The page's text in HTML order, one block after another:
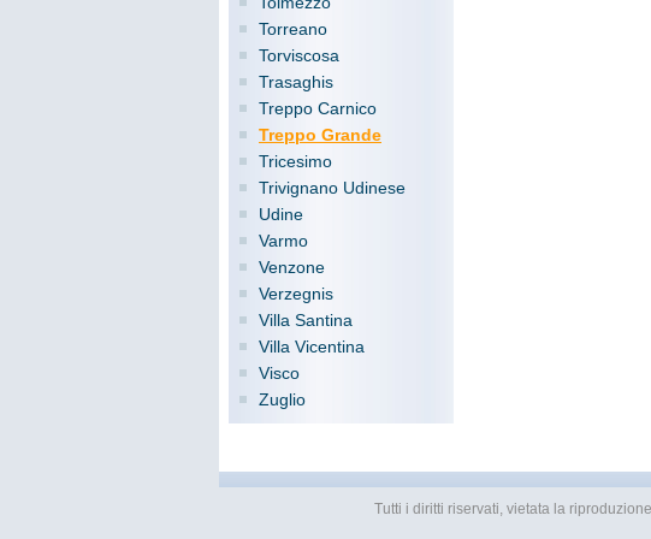
Torreano
Torviscosa
Trasaghis
Treppo Carnico
Treppo Grande
Tricesimo
Trivignano Udinese
Udine
Varmo
Venzone
Verzegnis
Villa Santina
Villa Vicentina
Visco
Zuglio
Tutti i diritti riservati, vietata la